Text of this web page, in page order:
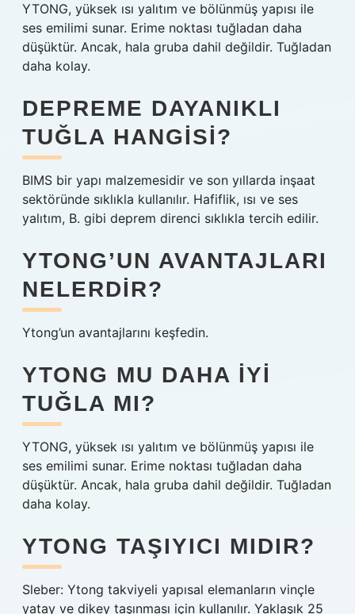
YTONG, yüksek ısı yalıtım ve bölünmüş yapısı ile
ses emilimi sunar. Erime noktası tuğladan daha
düşüktür. Ancak, hala gruba dahil değildir. Tuğladan
daha kolay.
DEPREME DAYANIKLI
TUĞLA HANGISI?
BIMS bir yapı malzemesidir ve son yıllarda inşaat
sektöründe sıklıkla kullanılır. Hafiflik, ısı ve ses
yalıtım, B. gibi deprem direnci sıklıkla tercih edilir.
YTONG’UN AVANTAJLARI
NELERDIR?
Ytong’un avantajlarını keşfedin.
YTONG MU DAHA IYI
TUĞLA MI?
YTONG, yüksek ısı yalıtım ve bölünmüş yapısı ile
ses emilimi sunar. Erime noktası tuğladan daha
düşüktür. Ancak, hala gruba dahil değildir. Tuğladan
daha kolay.
YTONG TAŞIYICI MIDIR?
Sleber: Ytong takviyeli yapısal elemanların vinçle
yatay ve dikey taşınması için kullanılır. Yaklaşık 25